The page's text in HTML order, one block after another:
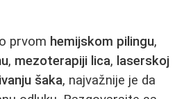
prvom hemijskom pilingu,
, mezoterapiji lica, laserskoj
šaka, najvažnije je da